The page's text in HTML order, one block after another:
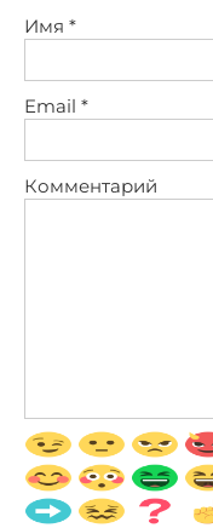
Имя *
Email *
Комментарий